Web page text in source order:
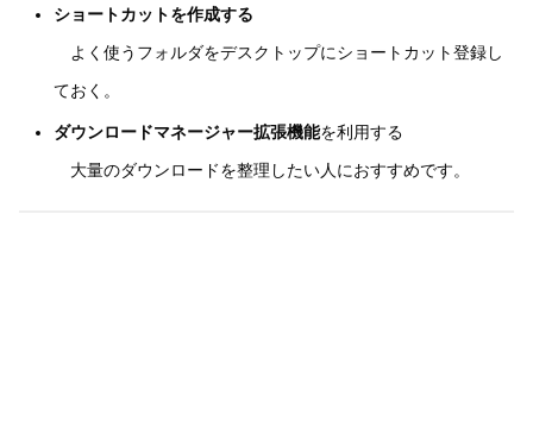
ショートカットを作成する
よく使うフォルダをデスクトップにショートカット登録し
ておく。
ダウンロードマネージャー拡張機能を利用する
大量のダウンロードを整理したい人におすすめです。